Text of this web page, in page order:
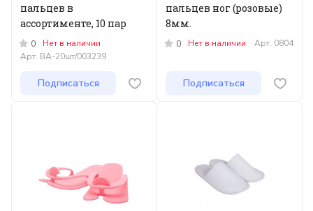
пальцев в
ассортименте, 10 пар
0
Нет в наличии
Арт. ВА-20шт/003239
Подписаться
пальцев ног (розовые)
8мм.
0 Нет в наличии Арт. 0804
Подписаться